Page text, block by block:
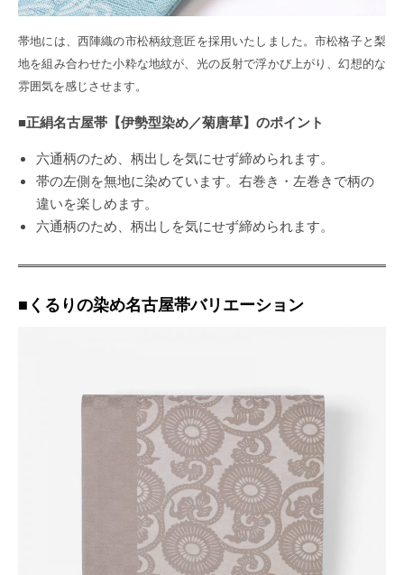
帯地には、西陣織の市松柄紋意匠を採用いたしました。市松格子と梨
地を組み合わせた小粋な地紋が、光の反射で浮かび上がり、幻想的な
雰囲気を感じさせます。
■正絹名古屋帯【伊勢型染め／菊唐草】のポイント
六通柄のため、柄出しを気にせず締められます。
帯の左側を無地に染めています。右巻き・左巻きで柄の
違いを楽しめます。
六通柄のため、柄出しを気にせず締められます。
■くるりの染め名古屋帯バリエーション